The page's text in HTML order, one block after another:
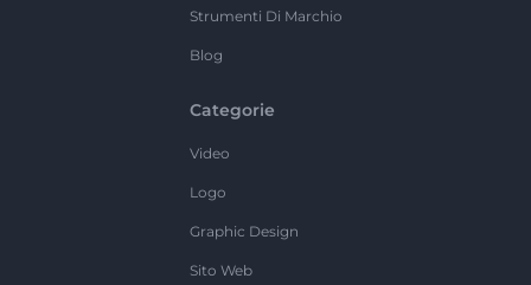
Strumenti Di Marchio
Blog
Categorie
Video
Logo
Graphic Design
Sito Web